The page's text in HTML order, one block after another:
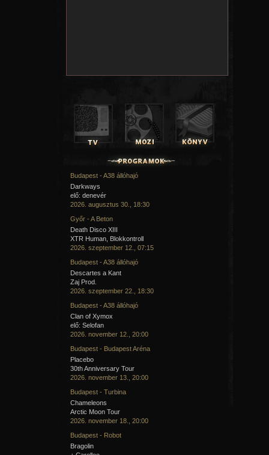
Budapest - A38 állóhajó
Darkways
elő: denevér
2026. augusztus 30., 18:30
Győr - A Beton
Death Disco XIII
XTR Human, Blokkontroll
2026. szeptember 12., 07:15
Budapest - A38 állóhajó
Descartes a Kant
Zaj Prod.
2026. szeptember 22., 18:30
Budapest - A38 állóhajó
Clan of Xymox
elő: Selofan
2026. november 12., 20:00
Budapest - Budapest Aréna
Placebo
30th Anniversary Tour
2026. november 13., 20:00
Budapest - Turbina
Chameleons
Arctic Moon Tour
2026. november 18., 20:00
Budapest - Robot
Bragolin